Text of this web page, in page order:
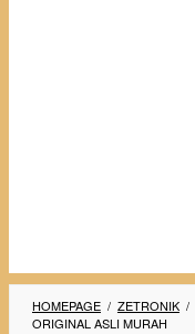
HOMEPAGE / ZETRONIK /
ORIGINAL ASLI MURAH